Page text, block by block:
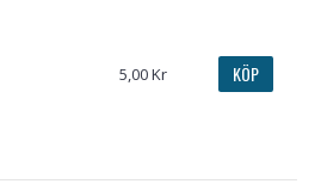
5,00 Kr KÖP